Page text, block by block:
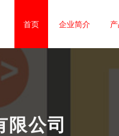
首页 企业简介
限公司